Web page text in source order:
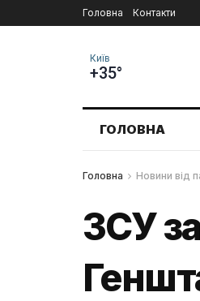
Головна Контакти
Київ
+35°
ГОЛОВНА
Головна Новини від
ЗСУ